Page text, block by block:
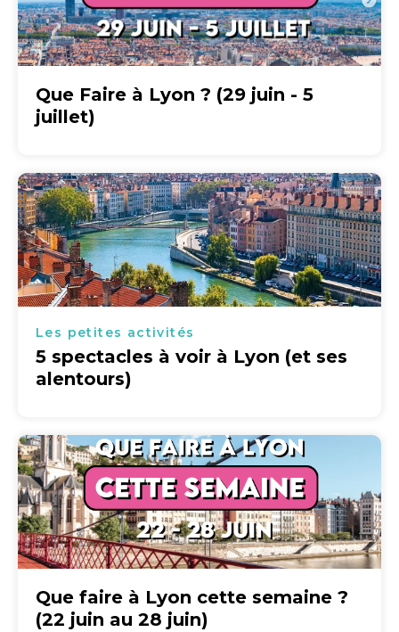
Que Faire à Lyon ? (29 juin - 5
juillet)
Les petites activités
5 spectacles à voir à Lyon (et ses
alentours)
Que faire à Lyon cette semaine ?
(22 juin au 28 juin)